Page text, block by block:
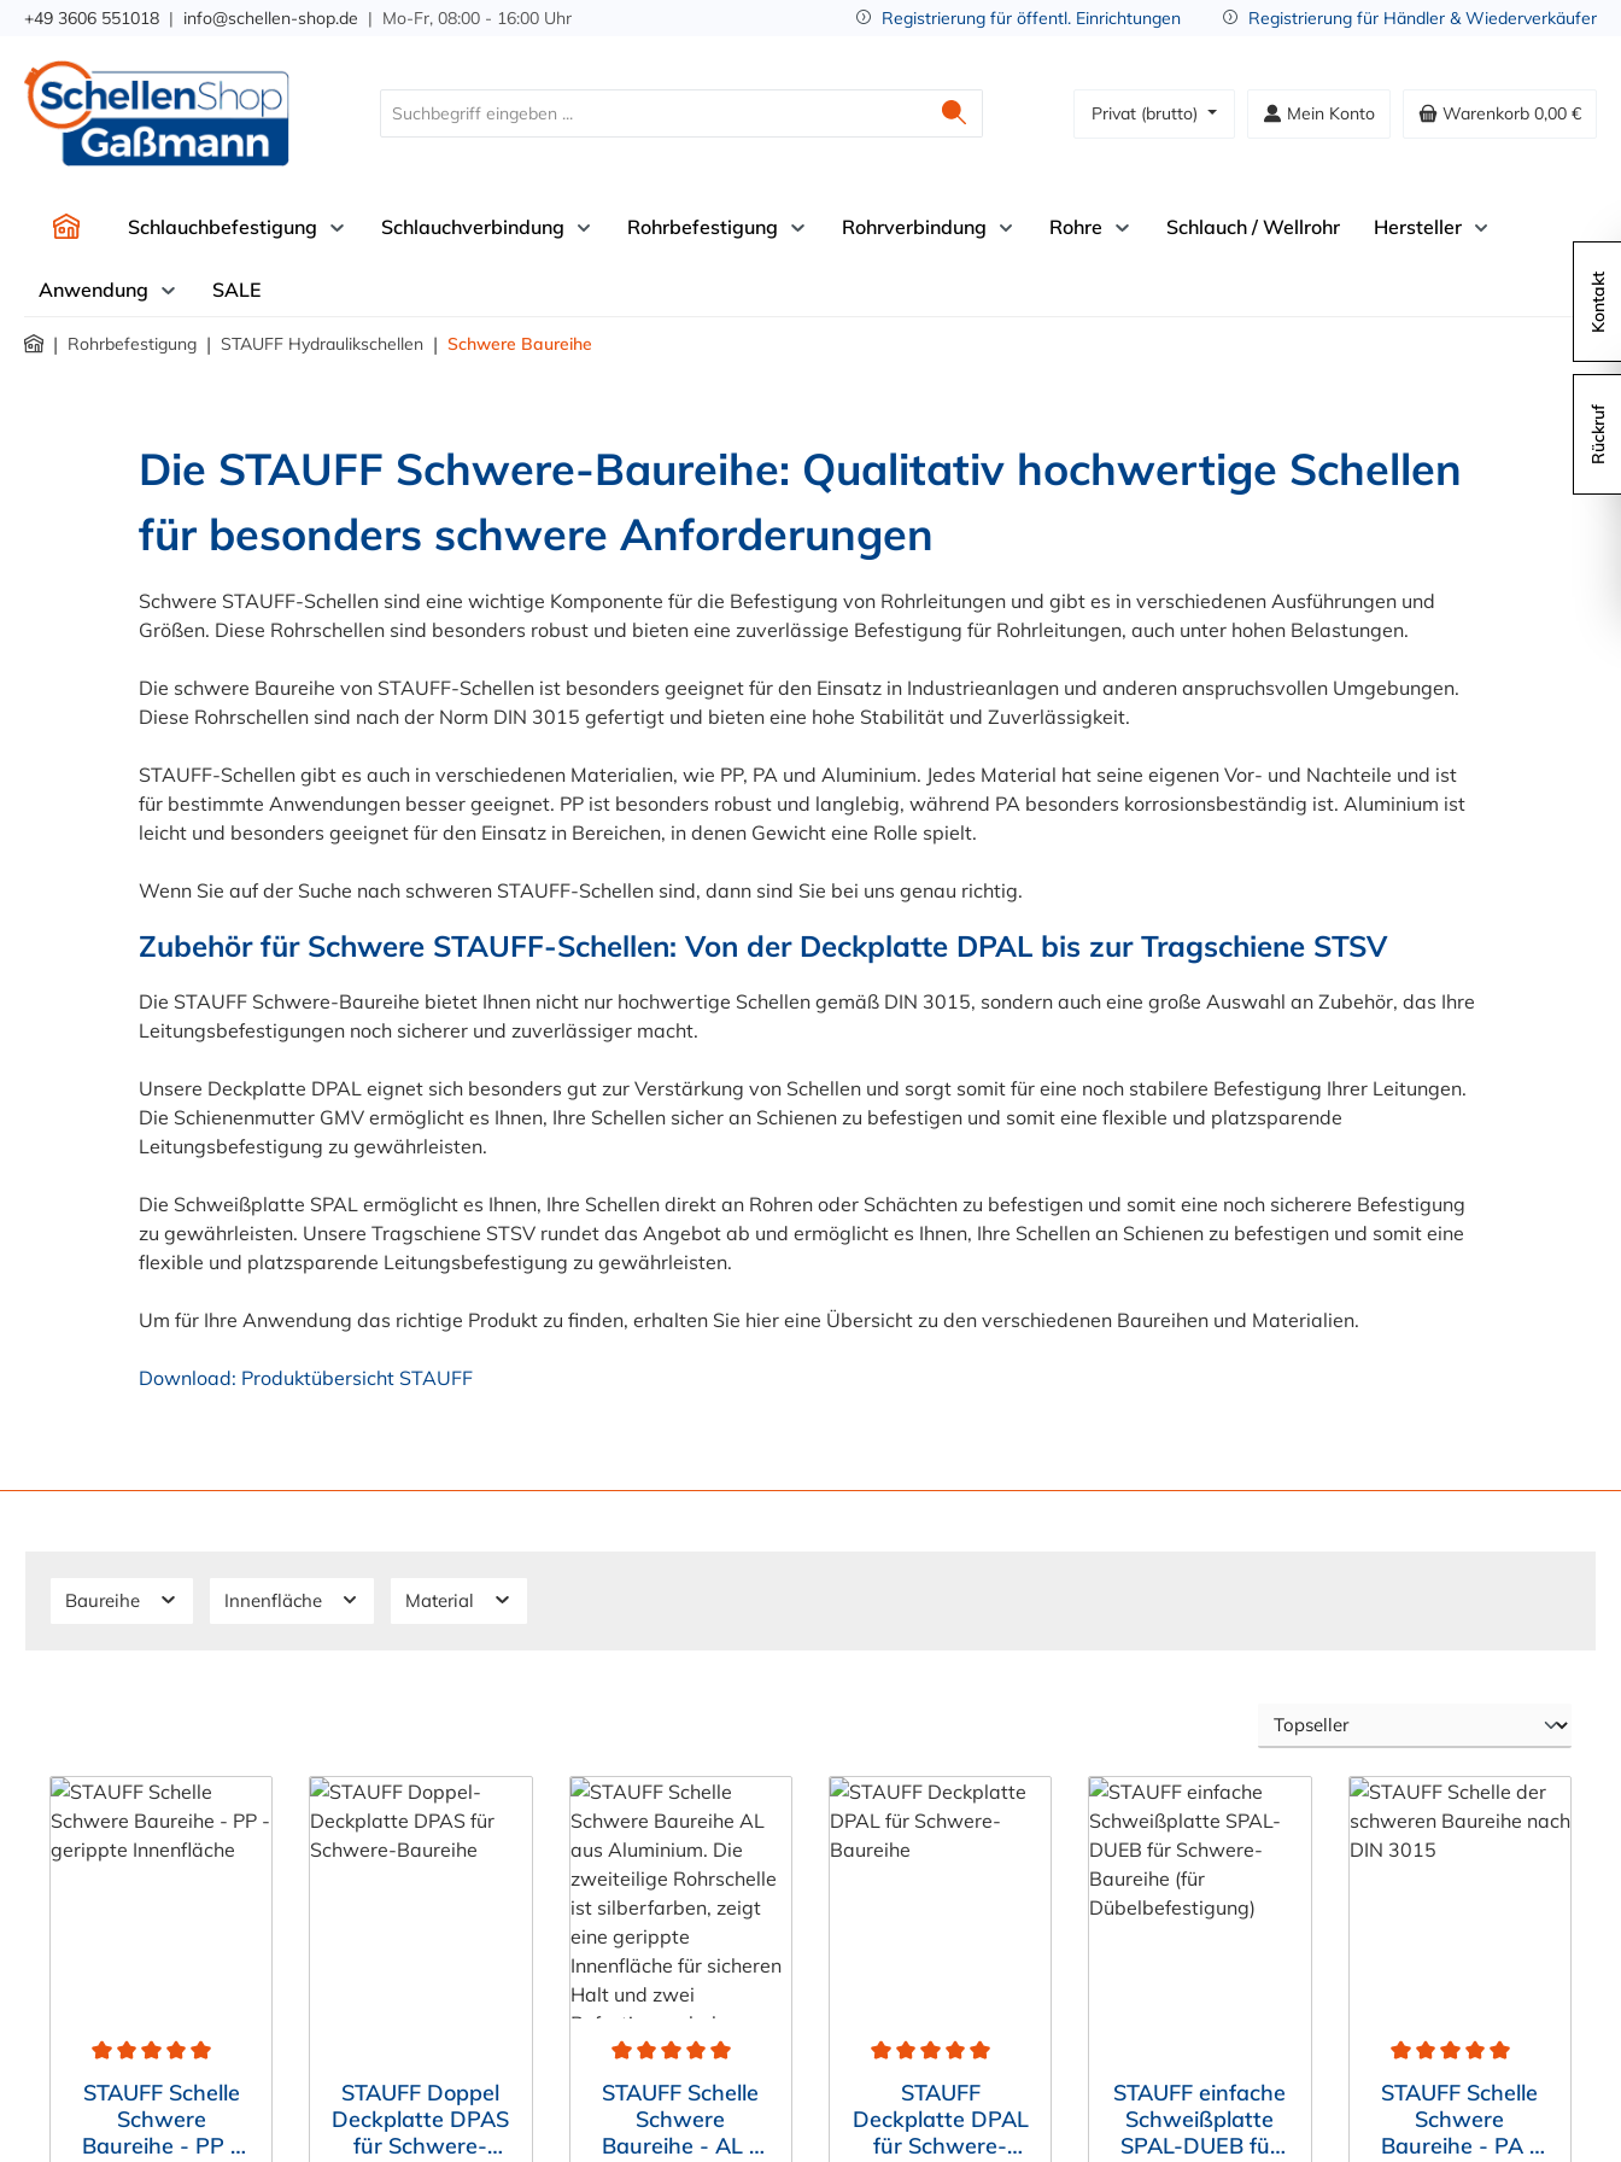
Zur Hauptnavigation springen
+49 3606 551018 | info@schellen-shop.de | Mo-Fr, 08:00 - 16:00 Uhr Registrierung für öffentl. Einrichtungen Registrierung für Händler & Wiederverkäufer
Privat (brutto) Mein Konto Warenkorb 0,00 €
Schlauchbefestigung Schlauchverbindung Rohrbefestigung Rohrverbindung Rohre Schlauch / Wellrohr Hersteller
Anwendung SALE
| Rohrbefestigung | STAUFF Hydraulikschellen | Schwere Baureihe
Die STAUFF Schwere-Baureihe: Qualitativ hochwertige Schellen
für besonders schwere Anforderungen
Schwere STAUFF-Schellen sind eine wichtige Komponente für die Befestigung von Rohrleitungen und gibt es in verschiedenen Ausführungen und
Größen. Diese Rohrschellen sind besonders robust und bieten eine zuverlässige Befestigung für Rohrleitungen, auch unter hohen Belastungen.
Die schwere Baureihe von STAUFF-Schellen ist besonders geeignet für den Einsatz in Industrieanlagen und anderen anspruchsvollen Umgebungen.
Diese Rohrschellen sind nach der Norm DIN 3015 gefertigt und bieten eine hohe Stabilität und Zuverlässigkeit.
STAUFF-Schellen gibt es auch in verschiedenen Materialien, wie PP, PA und Aluminium. Jedes Material hat seine eigenen Vor- und Nachteile und ist
für bestimmte Anwendungen besser geeignet. PP ist besonders robust und langlebig, während PA besonders korrosionsbeständig ist. Aluminium ist
leicht und besonders geeignet für den Einsatz in Bereichen, in denen Gewicht eine Rolle spielt.
Wenn Sie auf der Suche nach schweren STAUFF-Schellen sind, dann sind Sie bei uns genau richtig.
Zubehör für Schwere STAUFF-Schellen: Von der Deckplatte DPAL bis zur Tragschiene STSV
Die STAUFF Schwere-Baureihe bietet Ihnen nicht nur hochwertige Schellen gemäß DIN 3015, sondern auch eine große Auswahl an Zubehör, das Ihre
Leitungsbefestigungen noch sicherer und zuverlässiger macht.
Unsere Deckplatte DPAL eignet sich besonders gut zur Verstärkung von Schellen und sorgt somit für eine noch stabilere Befestigung Ihrer Leitungen.
Die Schienenmutter GMV ermöglicht es Ihnen, Ihre Schellen sicher an Schienen zu befestigen und somit eine flexible und platzsparende
Leitungsbefestigung zu gewährleisten.
Die Schweißplatte SPAL ermöglicht es Ihnen, Ihre Schellen direkt an Rohren oder Schächten zu befestigen und somit eine noch sicherere Befestigung
zu gewährleisten. Unsere Tragschiene STSV rundet das Angebot ab und ermöglicht es Ihnen, Ihre Schellen an Schienen zu befestigen und somit eine
flexible und platzsparende Leitungsbefestigung zu gewährleisten.
Um für Ihre Anwendung das richtige Produkt zu finden, erhalten Sie hier eine Übersicht zu den verschiedenen Baureihen und Materialien.
Download: Produktübersicht STAUFF
Baureihe Innenfläche Material
Durchschnittliche Bewertung von 5 von 5 Sternen
STAUFF Schelle
Schwere
Baureihe - PP -
STAUFF Doppel
Deckplatte DPAS
für Schwere-
Durchschnittliche Bewertung von 5 von 5 Sternen
STAUFF Schelle
Schwere
Baureihe - AL -
Durchschnittliche Bewertung von 5 von 5 Sternen
STAUFF
Deckplatte DPAL
für Schwere-
STAUFF einfache
Schweißplatte
SPAL-DUEB für
Durchschnittliche
STAUFF Schelle
Schwere
Baureihe - PA -
Kontakt
Rückruf